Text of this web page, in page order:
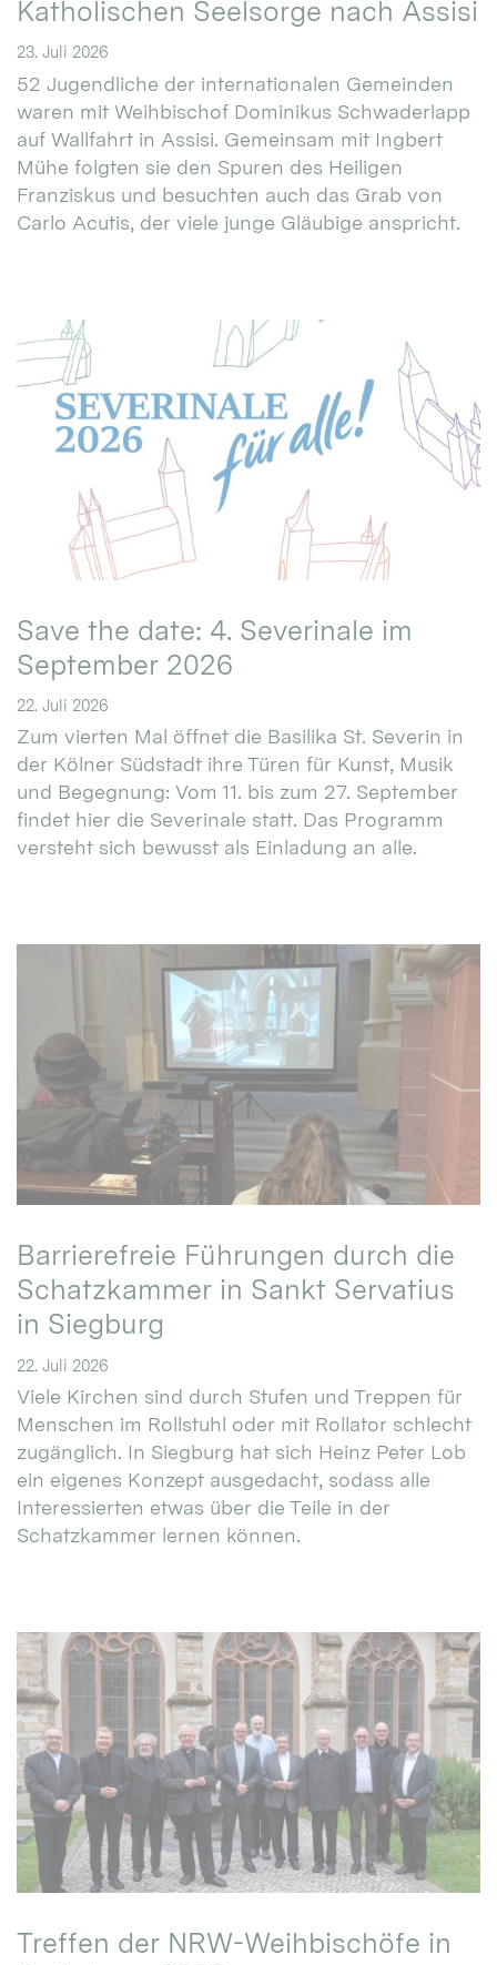
Katholischen Seelsorge nach Assisi
23. Juli 2026
52 Jugendliche der internationalen Gemeinden
waren mit Weihbischof Dominikus Schwaderlapp
auf Wallfahrt in Assisi. Gemeinsam mit Ingbert
Mühe folgten sie den Spuren des Heiligen
Franziskus und besuchten auch das Grab von
Carlo Acutis, der viele junge Gläubige anspricht.
Save the date: 4. Severinale im
September 2026
22. Juli 2026
Zum vierten Mal öffnet die Basilika St. Severin in
der Kölner Südstadt ihre Türen für Kunst, Musik
und Begegnung: Vom 11. bis zum 27. September
findet hier die Severinale statt. Das Programm
versteht sich bewusst als Einladung an alle.
Barrierefreie Führungen durch die
Schatzkammer in Sankt Servatius
in Siegburg
22. Juli 2026
Viele Kirchen sind durch Stufen und Treppen für
Menschen im Rollstuhl oder mit Rollator schlecht
zugänglich. In Siegburg hat sich Heinz Peter Lob
ein eigenes Konzept ausgedacht, sodass alle
Interessierten etwas über die Teile in der
Schatzkammer lernen können.
Treffen der NRW-Weihbischöfe in